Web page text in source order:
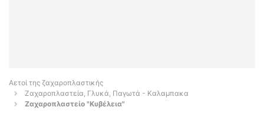
Αετοί της ζαχαροπλαστικής
Ζαχαροπλαστεία, Γλυκά, Παγωτά - Καλαμπακα
Ζαχαροπλαστείο "Κυβέλεια"